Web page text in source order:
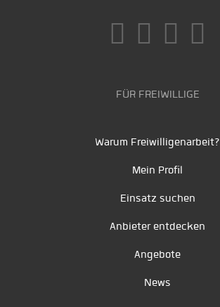
FÜR FREIWILLIGE
Warum Freiwilligenarbeit?
Mein Profil
Einsatz suchen
Anbieter entdecken
Angebote
News